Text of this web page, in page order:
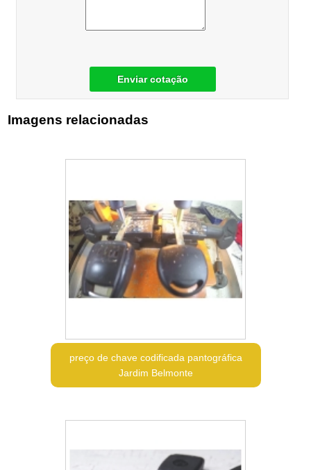
Enviar cotação
Imagens relacionadas
preço de chave codificada pantográfica
Jardim Belmonte